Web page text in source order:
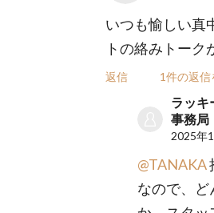
いつも愉しい真
トの絡みトーク
返信 1件の返
ラッキ
事務局
2025年
@TANAKA
なので、